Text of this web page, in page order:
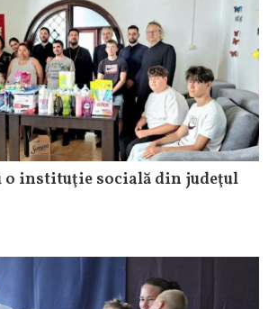
instituţie socială din judeţul